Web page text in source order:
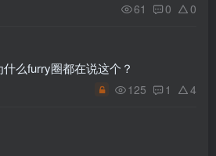
61 0 0
么furry圈都在说这个？
125 1 4